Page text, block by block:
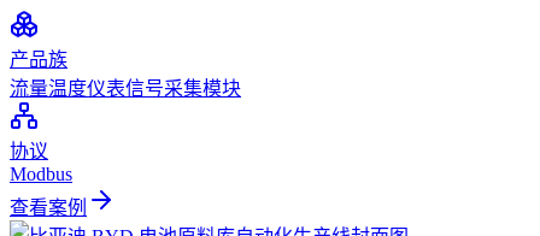
产品族
流量温度仪表信号采集模块
协议
Modbus
查看案例